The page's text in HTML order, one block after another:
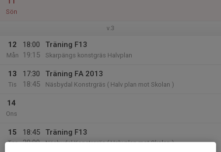
Sön
v.3
12
Mån
18:00
19:15
Träning F13
Skarpängs konstgräs Halvplan
13
Tis
17:30
18:45
Träning FA 2013
Näsbydal Konstrgräs ( Halv plan mot Skolan )
14
Ons
15
Tor
18:45
20:00
Träning F13
Näsbydal Konstrgräs ( Halv plan mot Skolan )